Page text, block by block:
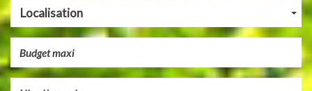
Localisation